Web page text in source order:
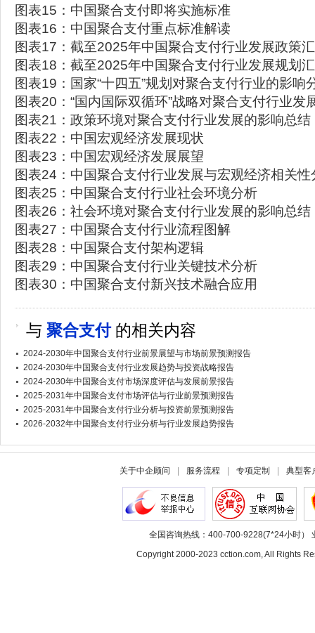
图表15：中国聚合支付即将实施标准
图表16：中国聚合支付重点标准解读
图表17：截至2025年中国聚合支付行业发展政策
图表18：截至2025年中国聚合支付行业发展规划
图表19：国家“十四五”规划对聚合支付行业的影响
图表20：“国内国际双循环”战略对聚合支付行业发
图表21：政策环境对聚合支付行业发展的影响总结
图表22：中国宏观经济发展现状
图表23：中国宏观经济发展展望
图表24：中国聚合支付行业发展与宏观经济相关性
图表25：中国聚合支付行业社会环境分析
图表26：社会环境对聚合支付行业发展的影响总结
图表27：中国聚合支付行业流程图解
图表28：中国聚合支付架构逻辑
图表29：中国聚合支付行业关键技术分析
图表30：中国聚合支付新兴技术融合应用
与 聚合支付的相关内容
2024-2030年中国聚合支付行业前景展望与市场前景预测报告
2024-2030年中国聚合支付行业发展趋势与投资战略报告
2024-2030年中国聚合支付市场深度评估与发展前景报告
2025-2031年中国聚合支付市场评估与行业前景预测报告
2025-2031年中国聚合支付行业分析与投资前景预测报告
2026-2032年中国聚合支付行业分析与行业发展趋势报告
关于中企顾问 服务流程 专项定制 典型客
全国咨询热线：400-700-9228(7*24小时）
Copyright 2000-2023 cction.com, All Rights